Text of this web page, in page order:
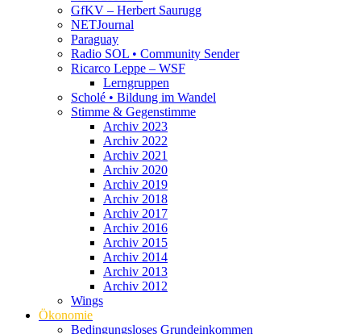
GfKV – Herbert Saurugg
NETJournal
Paraguay
Radio SOL • Community Sender
Ricarco Leppe – WSF
Lerngruppen
Scholé • Bildung im Wandel
Stimme & Gegenstimme
Archiv 2023
Archiv 2022
Archiv 2021
Archiv 2020
Archiv 2019
Archiv 2018
Archiv 2017
Archiv 2016
Archiv 2015
Archiv 2014
Archiv 2013
Archiv 2012
Wings
Ökonomie
Bedingungsloses Grundeinkommen